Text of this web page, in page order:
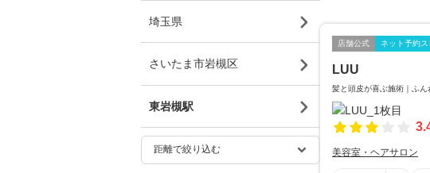
店舗公式 ネット予約
LUU
髪と頭皮が喜ぶ施術｜ふ
美容室・ヘアサロン
埼玉県
さいたま市岩槻区
東岩槻駅